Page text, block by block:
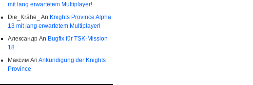
mit lang erwartetem Multiplayer!
Die_Krähe_
An Knights Province Alpha
13 mit lang erwartetem Multiplayer!
АлександрAn Bugfix für TSK-Mission
18
МаксимAn Ankündigung der Knights
Province